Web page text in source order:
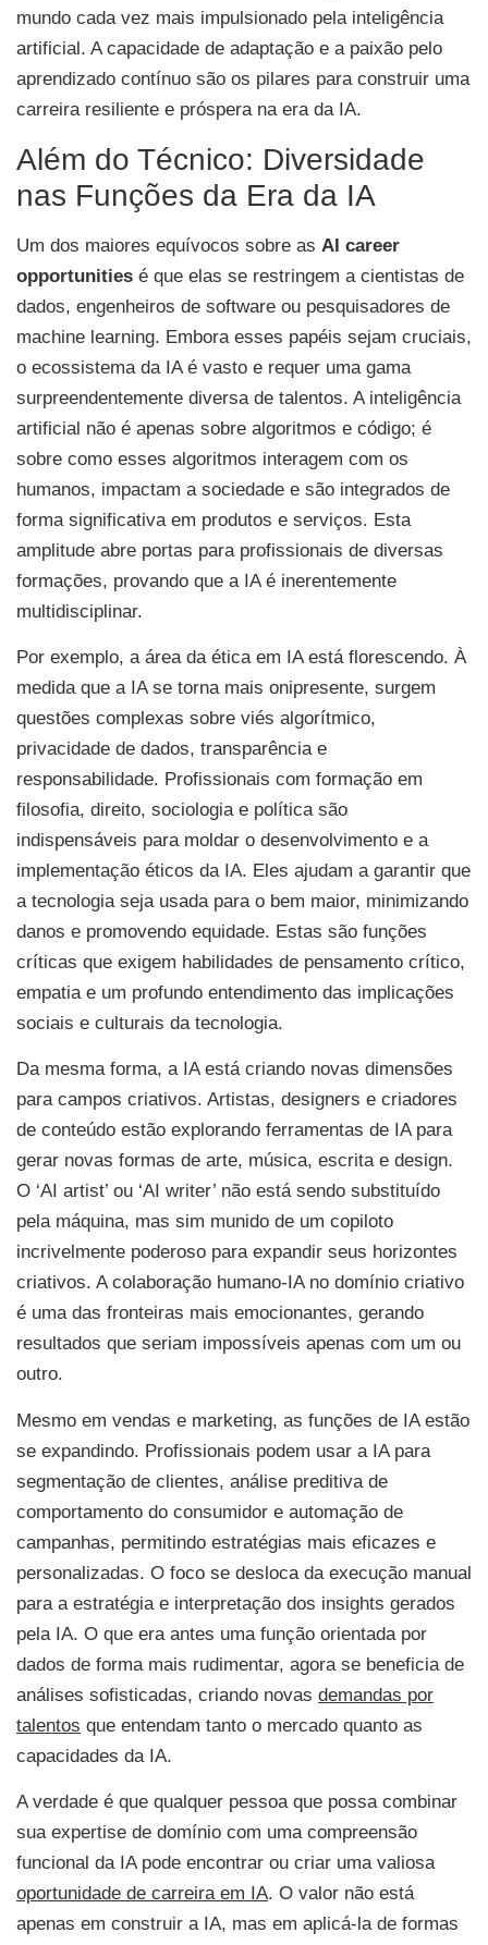
mundo cada vez mais impulsionado pela inteligência
artificial. A capacidade de adaptação e a paixão pelo
aprendizado contínuo são os pilares para construir uma
carreira resiliente e próspera na era da IA.
Além do Técnico: Diversidade
nas Funções da Era da IA
Um dos maiores equívocos sobre as AI career
opportunities é que elas se restringem a cientistas de
dados, engenheiros de software ou pesquisadores de
machine learning. Embora esses papéis sejam cruciais,
o ecossistema da IA é vasto e requer uma gama
surpreendentemente diversa de talentos. A inteligência
artificial não é apenas sobre algoritmos e código; é
sobre como esses algoritmos interagem com os
humanos, impactam a sociedade e são integrados de
forma significativa em produtos e serviços. Esta
amplitude abre portas para profissionais de diversas
formações, provando que a IA é inerentemente
multidisciplinar.
Por exemplo, a área da ética em IA está florescendo. À
medida que a IA se torna mais onipresente, surgem
questões complexas sobre viés algorítmico,
privacidade de dados, transparência e
responsabilidade. Profissionais com formação em
filosofia, direito, sociologia e política são
indispensáveis para moldar o desenvolvimento e a
implementação éticos da IA. Eles ajudam a garantir que
a tecnologia seja usada para o bem maior, minimizando
danos e promovendo equidade. Estas são funções
críticas que exigem habilidades de pensamento crítico,
empatia e um profundo entendimento das implicações
sociais e culturais da tecnologia.
Da mesma forma, a IA está criando novas dimensões
para campos criativos. Artistas, designers e criadores
de conteúdo estão explorando ferramentas de IA para
gerar novas formas de arte, música, escrita e design.
O ‘AI artist’ ou ‘AI writer’ não está sendo substituído
pela máquina, mas sim munido de um copiloto
incrivelmente poderoso para expandir seus horizontes
criativos. A colaboração humano-IA no domínio criativo
é uma das fronteiras mais emocionantes, gerando
resultados que seriam impossíveis apenas com um ou
outro.
Mesmo em vendas e marketing, as funções de IA estão
se expandindo. Profissionais podem usar a IA para
segmentação de clientes, análise preditiva de
comportamento do consumidor e automação de
campanhas, permitindo estratégias mais eficazes e
personalizadas. O foco se desloca da execução manual
para a estratégia e interpretação dos insights gerados
pela IA. O que era antes uma função orientada por
dados de forma mais rudimentar, agora se beneficia de
análises sofisticadas, criando novas demandas por
talentos que entendam tanto o mercado quanto as
capacidades da IA.
A verdade é que qualquer pessoa que possa combinar
sua expertise de domínio com uma compreensão
funcional da IA pode encontrar ou criar uma valiosa
oportunidade de carreira em IA. O valor não está
apenas em construir a IA, mas em aplicá-la de formas